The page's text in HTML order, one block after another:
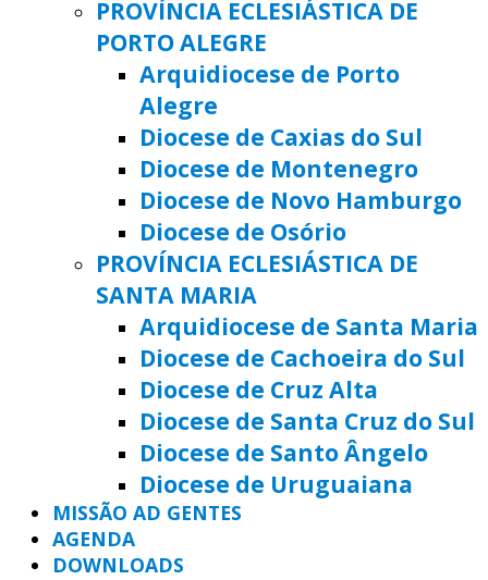
PROVÍNCIA ECLESIÁSTICA DE
PORTO ALEGRE
Arquidiocese de Porto
Alegre
Diocese de Caxias do Sul
Diocese de Montenegro
Diocese de Novo Hamburgo
Diocese de Osório
PROVÍNCIA ECLESIÁSTICA DE
SANTA MARIA
Arquidiocese de Santa Maria
Diocese de Cachoeira do Sul
Diocese de Cruz Alta
Diocese de Santa Cruz do Sul
Diocese de Santo Ângelo
Diocese de Uruguaiana
MISSÃO AD GENTES
AGENDA
DOWNLOADS